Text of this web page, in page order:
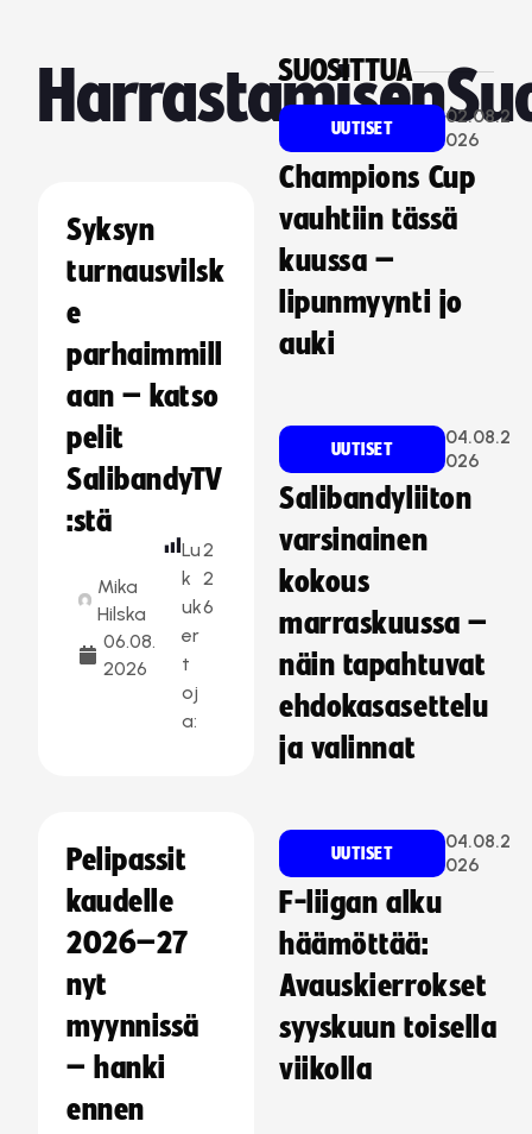
Syksyn
turnausvilsk
e
parhaimmill
aan – katso
pelit
SalibandyTV
:stä
Mika
Hilska
06.08.
2026
Lu
k
uk
er
t
oj
a:
2
2
6
Pelipassit
kaudelle
2026–27
nyt
myynnissä
– hanki
ennen
SUOSITTUA
UUTISET
02.08.2
026
Champions Cup
vauhtiin tässä
kuussa –
lipunmyynti jo
auki
UUTISET
04.08.2
026
Salibandyliiton
varsinainen
kokous
marraskuussa –
näin tapahtuvat
ehdokasasettelu
ja valinnat
UUTISET
04.08.2
026
F-liigan alku
häämöttää:
Avauskierrokset
syyskuun toisella
viikolla